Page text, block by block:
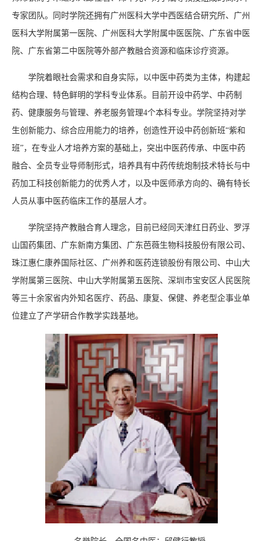
专家团队。同时学院还拥有广州医科大学中西医结合研究所、广州
医科大学附属第一医院、广州医科大学附属中医医院、广东省中医
院、广东省第二中医院等外部产教融合资源和临床诊疗资源。
学院着眼社会需求和自身实际，以中医中药类为主体，构建起
结构合理、特色鲜明的学科专业体系。目前开设中药学、中药制
药、健康服务与管理、养老服务管理4个本科专业。学院坚持对学
生创新能力、综合应用能力的培养，创造性开设中药创新班“紫和
班”，在专业人才培养方案的基础上，突出中医药传承、中医中药
融合、全员专业导师制形式，培养具有中药传统炮制技术特长与中
药加工科技创新能力的优秀人才，以及中医师承方向的、确有特长
人员从事中医药临床工作的基层人才。
学院坚持产教融合育人理念，目前已经同天津红日药业、罗浮
山国药集团、广东新南方集团、广东芭薇生物科技股份有限公司、
珠江惠仁康养国际社区、广州养和医药连锁股份有限公司、中山大
学附属第三医院、中山大学附属第五医院、深圳市宝安区人民医院
等三十余家省内外知名医疗、药品、康复、保健、养老型企事业单
位建立了产学研合作教学实践基地。